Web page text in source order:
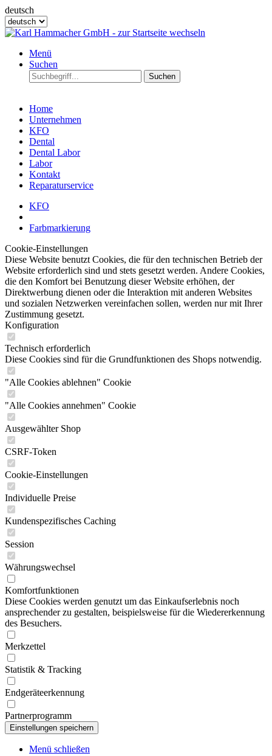
deutsch
Menü
Suchen
Suchen
Home
Unternehmen
KFO
Dental
Dental Labor
Labor
Kontakt
Reparaturservice
KFO
Farbmarkierung
Cookie-Einstellungen
Diese Website benutzt Cookies, die für den technischen Betrieb der
Website erforderlich sind und stets gesetzt werden. Andere Cookies,
die den Komfort bei Benutzung dieser Website erhöhen, der
Direktwerbung dienen oder die Interaktion mit anderen Websites
und sozialen Netzwerken vereinfachen sollen, werden nur mit Ihrer
Zustimmung gesetzt.
Konfiguration
Technisch erforderlich
Diese Cookies sind für die Grundfunktionen des Shops notwendig.
"Alle Cookies ablehnen" Cookie
"Alle Cookies annehmen" Cookie
Ausgewählter Shop
CSRF-Token
Cookie-Einstellungen
Individuelle Preise
Kundenspezifisches Caching
Session
Währungswechsel
Komfortfunktionen
Diese Cookies werden genutzt um das Einkaufserlebnis noch
ansprechender zu gestalten, beispielsweise für die Wiedererkennung
des Besuchers.
Merkzettel
Statistik & Tracking
Endgeräteerkennung
Partnerprogramm
Menü schließen